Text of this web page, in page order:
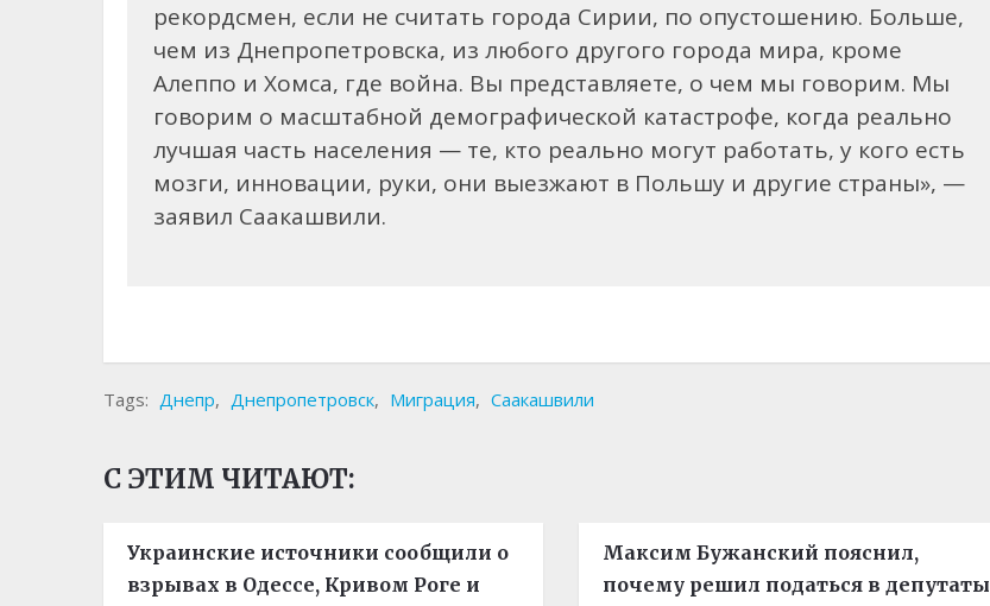
рекордсмен, если не считать города Сирии, по опустошению. Больше,
чем из Днепропетровска, из любого другого города мира, кроме
Алеппо и Хомса, где война. Вы представляете, о чем мы говорим. Мы
говорим о масштабной демографической катастрофе, когда реально
лучшая часть населения — те, кто реально могут работать, у кого есть
мозги, инновации, руки, они выезжают в Польшу и другие страны», —
заявил Саакашвили.
Tags: Днепр, Днепропетровск, Миграция, Саакашвили
С ЭТИМ ЧИТАЮТ:
Украинские источники сообщили о
взрывах в Одессе, Кривом Роге и
Максим Бужанский пояснил,
почему решил податься в депутаты